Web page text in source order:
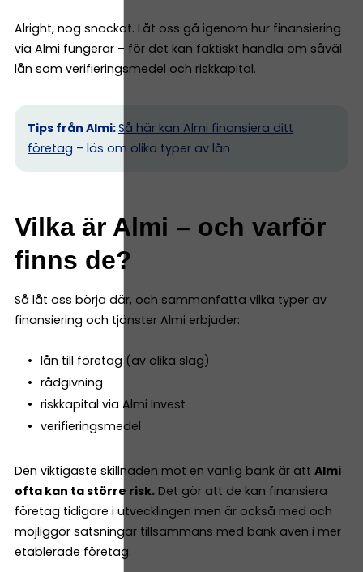
Alright, nog snackat. Låt oss gå igenom hur finansiering
via Almi fungerar – för det kan faktiskt handla om såväl
lån som verifieringsmedel och riskkapital.
Tips från Almi:Så här kan Almi finansiera ditt
företag – läs om olika typer av lån
Vilka är Almi – och varför
finns de?
Så låt oss börja där, och sammanfatta vilka typer av
finansiering och tjänster Almi erbjuder:
lån till företag (av olika slag)
rådgivning
riskkapital via Almi Invest
verifieringsmedel
Den viktigaste skillnaden mot en vanlig bank är att Almi
ofta kan ta större risk. Det gör att de kan finansiera
företag tidigare i utvecklingen men är också med och
möjliggör satsningar tillsammans med bank även i mer
etablerade företag.